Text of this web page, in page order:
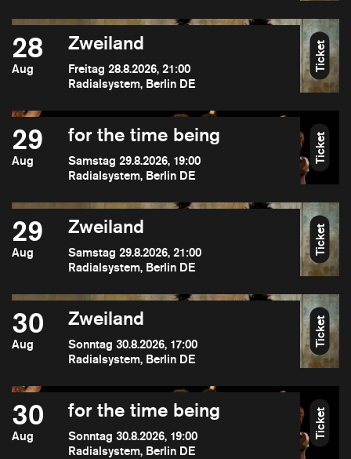
28
Aug
Zweiland
Freitag 28.8.2026, 21:00
Radialsystem, Berlin DE
Ticket
29
Aug
for the time being
Samstag 29.8.2026, 19:00
Radialsystem, Berlin DE
Ticket
29
Aug
Zweiland
Samstag 29.8.2026, 21:00
Radialsystem, Berlin DE
Ticket
30
Aug
Zweiland
Sonntag 30.8.2026, 17:00
Radialsystem, Berlin DE
Ticket
30
Aug
for the time being
Sonntag 30.8.2026, 19:00
Radialsystem, Berlin DE
Ticket